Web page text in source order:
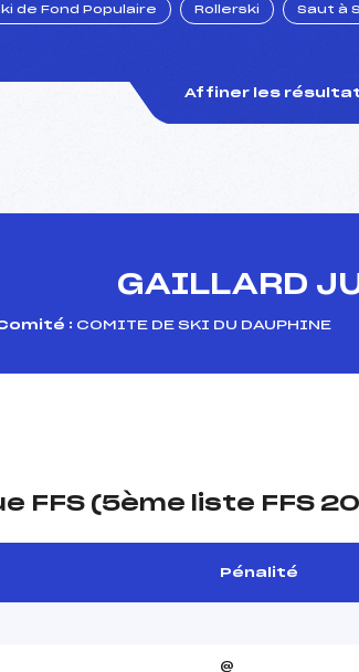
de Fond Populaire Rollerski Saut à
Affiner les
GAILLARD
: COMITE DE SKI DU DAUPHINE
FFS (5ème liste FFS
Pénalité
@